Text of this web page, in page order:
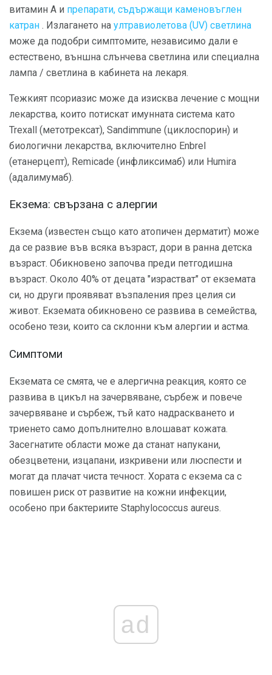
витамин А и препарати, съдържащи каменовъглен
катран . Излагането на ултравиолетова (UV) светлина
може да подобри симптомите, независимо дали е
естествено, външна слънчева светлина или специална
лампа / светлина в кабинета на лекаря.
Тежкият псориазис може да изисква лечение с мощни
лекарства, които потискат имунната система като
Trexall (метотрексат), Sandimmune (циклоспорин) и
биологични лекарства, включително Enbrel
(етанерцепт), Remicade (инфликсимаб) или Humira
(адалимумаб).
Екзема: свързана с алергии
Екзема (известен също като атопичен дерматит) може
да се развие във всяка възраст, дори в ранна детска
възраст. Обикновено започва преди петгодишна
възраст. Около 40% от децата "израстват" от екземата
си, но други проявяват възпаления през целия си
живот. Екземата обикновено се развива в семейства,
особено тези, които са склонни към алергии и астма.
Симптоми
Екземата се смята, че е алергична реакция, която се
развива в цикъл на зачервяване, сърбеж и повече
зачервяване и сърбеж, тъй като надраскването и
триенето само допълнително влошават кожата.
Засегнатите области може да станат напукани,
обезцветени, изцапани, изкривени или люспести и
могат да плачат чиста течност. Хората с екзема са с
повишен риск от развитие на кожни инфекции,
особено при бактериите Staphylococcus aureus.
ad